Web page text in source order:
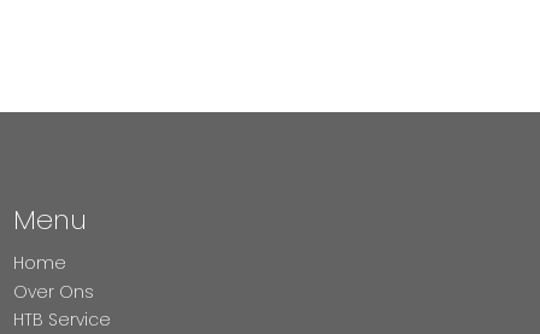
Menu
Home
Over Ons
HTB Service